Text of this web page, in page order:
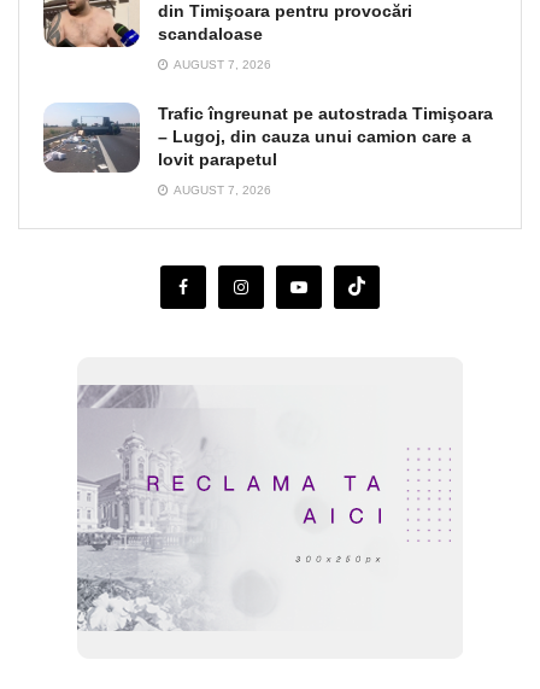
din Timişoara pentru provocări
scandaloase
AUGUST 7, 2026
Trafic îngreunat pe autostrada Timişoara
– Lugoj, din cauza unui camion care a
lovit parapetul
AUGUST 7, 2026